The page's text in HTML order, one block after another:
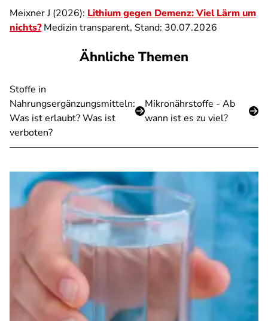
Meixner J (2026): Lithium gegen Demenz: Viel Lärm um
nichts?Medizin transparent, Stand: 30.07.2026
Ähnliche Themen
Stoffe in
Nahrungsergänzungsmitteln:
Was ist erlaubt? Was ist
verboten?
Mikronährstoffe - Ab
wann ist es zu viel?